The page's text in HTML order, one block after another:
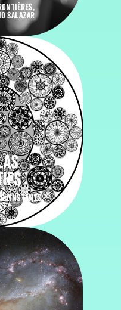
SALAZAR
(INSTANTS